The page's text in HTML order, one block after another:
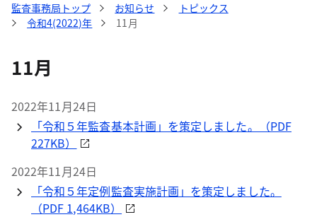
監査事務局トップ お知らせ
トピックス
令和4(2022)年
11月
11月
2022年11月24日
「令和５年監査基本計画」を策定しました。（PDF
227KB）
2022年11月24日
「令和５年定例監査実施計画」を策定しました。
（PDF 1,464KB）